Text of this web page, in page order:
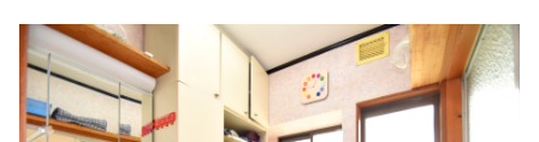
住所:兵庫県姫路市西今宿２丁目９−５０ マップで見る
医療法人藤森医療財団 小国病院
住所:
兵庫県姫路市南条２丁目２３ マップで見る